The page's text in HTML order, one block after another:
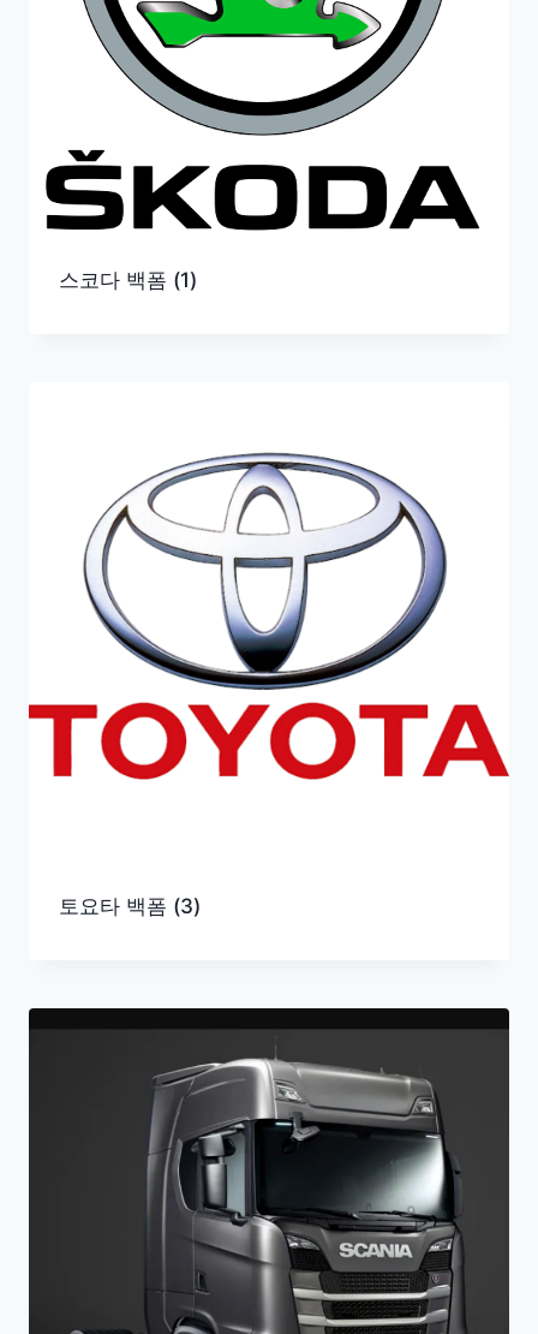
스코다 백폼 (1)
토요타 백폼 (3)